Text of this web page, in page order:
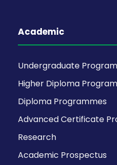
Academic
Undergraduate
Higher Diploma
Diploma Programmes
Advanced Certificate
Research
Academic Prospectus